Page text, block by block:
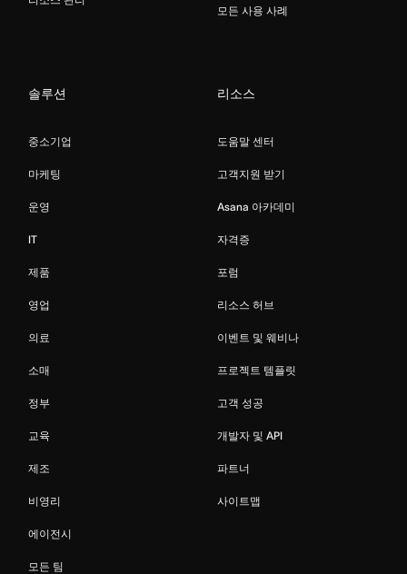
모든 사용 사례
솔루션
중소기업
마케팅
운영
IT
제품
영업
의료
소매
정부
교육
제조
비영리
에이전시
모든 팀
리소스
도움말 센터
고객지원 받기
Asana 아카데미
자격증
포럼
리소스 허브
이벤트 및 웨비나
프로젝트 템플릿
고객 성공
개발자 및 API
파트너
사이트맵